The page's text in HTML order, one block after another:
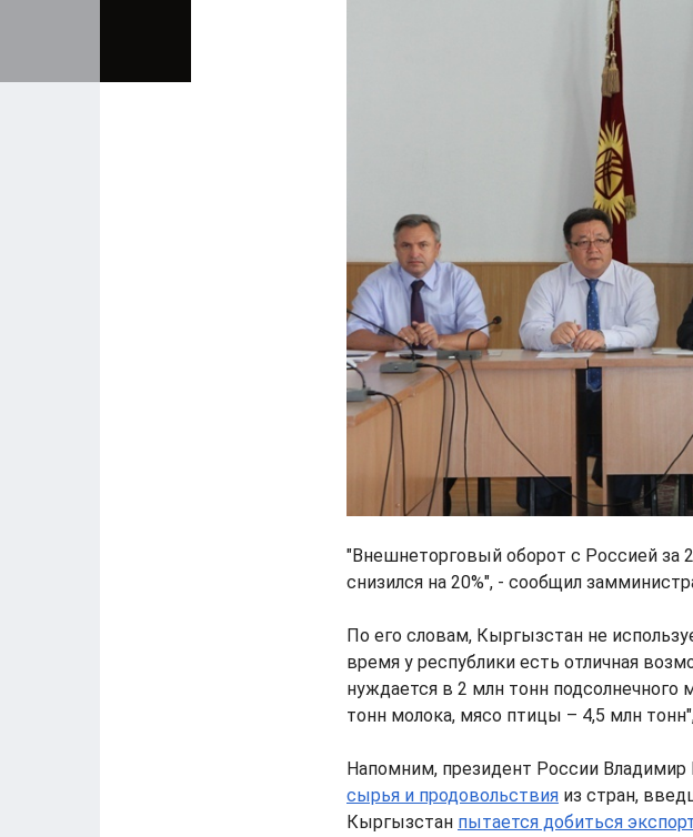
"Внешнеторговый оборот с Россией за
снизился на 20%", - сообщил
По его словам, Кыргызстан не
время у республики есть отличная
нуждается в 2 млн тонн подсолнечного
тонн молока, мясо птицы – 4,5 млн
Напомним, президент России Владимир
сырья и продовольствия из стран,
Кыргызстан пытается добиться